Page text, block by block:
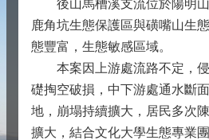
後山馬槽溪支流位於陽明山
鹿角坑生態保護區與磺嘴山生
態豐富，生態敏感區域。
本案因上游處流路不定，侵
礎掏空破損，中下游處通水斷
地，崩塌持續擴大，居民多次
擴大，結合文化大學生態專業